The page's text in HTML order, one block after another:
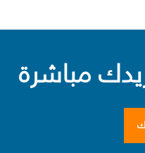
مباشرة